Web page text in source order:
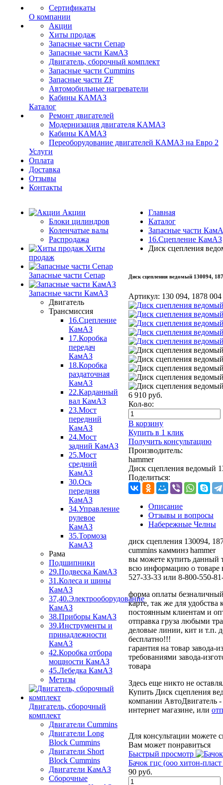
Сертификаты
О компании
Акции
Хиты продаж
Запасные части Сепар
Запасные части КамАЗ
Двигатель, сборочный комплект
Запасные части Cummins
Запасные части ZF
Автомобильные нагреватели
Кабины КАМАЗ
Каталог
Ремонт двигателей
Модернизация двигателя КАМАЗ
Кабины КАМАЗ
Переоборудование двигателей КАМАЗ на Евро 2
Услуги
Оплата
Доставка
Отзывы
Контакты
Акции
Блоки цилиндров
Коленчатые валы
Распродажа
Хиты
продаж
Запасные части Сепар
Запасные части КамАЗ
Двигатель
Трансмиссия
16.Сцепление
КамАЗ
17.Коробка
передач
КамАЗ
18.Коробка
раздаточная
КамАЗ
22.Карданный
вал КамАЗ
23.Мост
передний
КамАЗ
24.Мост
задний КамАЗ
25.Мост
средний
КамАЗ
30.Ось
передняя
КамАЗ
34.Управление
рулевое
КамАЗ
35.Тормоза
КамАЗ
Рама
Подшипники
29.Подвеска КамАЗ
31.Колеса и шины
КамАЗ
37,40.Электрооборудование
КамАЗ
38.Приборы КамАЗ
39.Инструменты и
принадлежности
КамАЗ
42.Коробка отбора
мощности КамАЗ
45.Лебедка КамАЗ
Метизы
Двигатель, сборочный
комплект
Двигатели Cummins
Двигатели Long
Bloсk Cummins
Двигатели Short
Bloсk Cummins
Двигатели КамАЗ
Сборочные
Главная
Каталог
Запасные части
16.Сцепление КамАЗ
Диск сцепления
Диск сцепления ведомый 130094,
Артикул: 130 094, 1878
6 910 руб.
Кол-во:
В корзину
Купить в 1 клик
Получить консультацию
Производитель:
hammer
Диск сцепления ведомый
Поделиться:
Описание
Отзывы и вопросы
Набережные Челны
диск сцепления 130094,
cummins камминз hammer
вы можете купить данный
всю информацию о товаре
527-33-33 или 8-800-550-
форма оплаты
карте, так же для
постоянным клиентам и
отправка груза любыми
деловые линии, кит и т.п.
бесплатно!!!
гарантия на товар завода-
требованиями завода-
товара
Здесь еще никто не
Купить Диск сцепления
компании АвтоДвигатель -
интернет магазине, или
Для консультации можете
Вам может понравиться
Быстрый просмотр
Бачок гцс (ооо хитон-
90 руб.